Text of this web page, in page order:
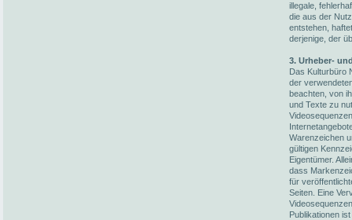
illegale,
die aus der
entstehen,
derjenige, der
3. Urheber-
Das Kulturbüro
der
beachten, von
und Texte zu
Warenzeichen
gültigen
Eigentümer.
dass
für
Seiten. Eine
Publikationen